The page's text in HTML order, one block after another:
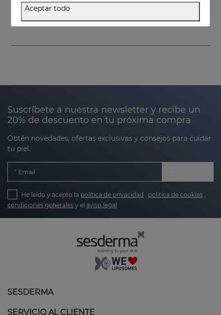
34.95 €
Suscríbete a nuestra newsletter y recibe un
20% de descuento en tu próxima compra
Obtén novedades, ofertas exclusivas y consejos para cuidar
tu piel.
Email
He leído y acepto la política de privacidad política de cookies
condiciones generales y el aviso legal
SESDERMA
SERVICIO AL CLIENTE
Aceptar todo